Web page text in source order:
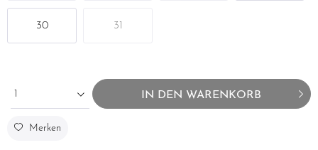
30 31
1 IN DEN WARENKORB
Merken